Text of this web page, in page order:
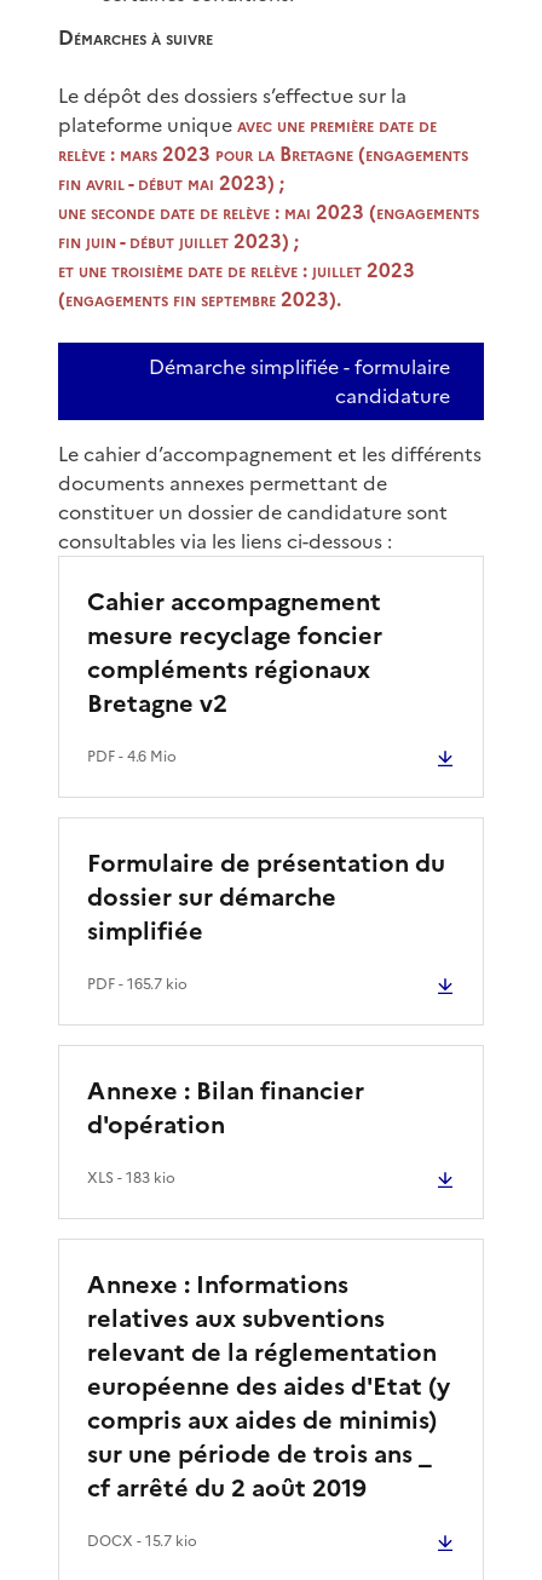
Démarches à suivre
Le dépôt des dossiers s’effectue sur la
plateforme uniqueavec une première date de
relève : mars 2023 pour la Bretagne (engagements
fin avril - début mai 2023) ;
une seconde date de relève : mai 2023 (engagements
fin juin - début juillet 2023) ;
et une troisième date de relève : juillet 2023
(engagements fin septembre 2023).
Démarche simplifiée - formulaire
candidature
Le cahier d’accompagnement et les différents
documents annexes permettant de
constituer un dossier de candidature sont
consultables via les liens ci-dessous :
Cahier accompagnement
mesure recyclage foncier
compléments régionaux
Bretagne v2
PDF- 4.6 Mio
Formulaire de présentation du
dossier sur démarche
simplifiée
PDF- 165.7 kio
Annexe : Bilan financier
d'opération
XLS - 183 kio
Annexe : Informations
relatives aux subventions
relevant de la réglementation
européenne des aides d'Etat (y
compris aux aides de minimis)
sur une période de trois ans _
cf arrêté du 2 août 2019
DOCX - 15.7 kio